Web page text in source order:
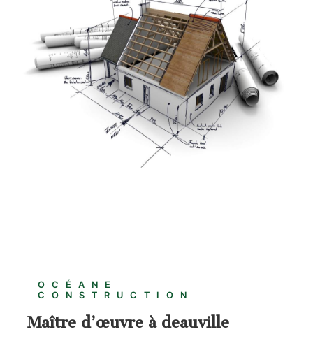
OCÉANE
CONSTRUCTION
maître d’œuvre à deauville